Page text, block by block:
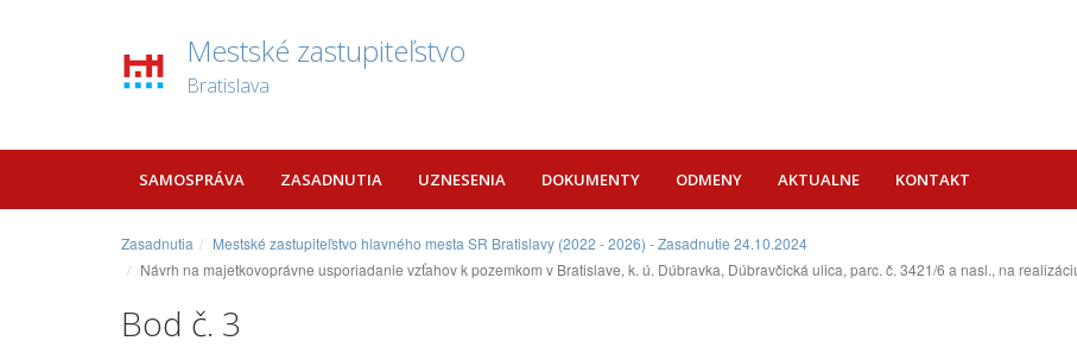
Mestské zastupiteľstvo
Bratislava
SAMOSPRÁVA ZASADNUTIA UZNESENIA DOKUMENTY ODMENY AKTUALNE KONTAKT
Zasadnutia
Mestské zastupiteľstvo hlavného mesta SR Bratislavy (2022 - 2026) - Zasadnutie 24.10.2024
Návrh na majetkovoprávne usporiadanie vzťahov k pozemkom v Bratislave, k. ú. Dúbravka, Dúbravčická ulica, parc. č. 3421/6 a nasl., na
Bod č. 3